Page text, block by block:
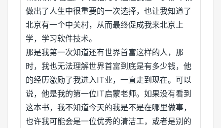
做出了人生中很重要的一次选择，也让我知道了
北京有一个中关村，从而最终促成我来北京上
学，学习软件技术。
那是我第一次知道还有世界首富这样的人，那
时，我也无法理解世界首富到底是有多少钱，他
的经历激励了我进入IT业，一直走到现在。可以
说，他是我的第一位IT启蒙老师。如果没有看到
这本书，我不知道今天的我是不是在哪里做事，
也许我可能会是一位优秀的清洁工，或者是别的